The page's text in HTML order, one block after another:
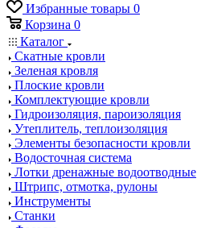
Избранные товары 0
Корзина 0
Каталог
Скатные кровли
Зеленая кровля
Плоские кровли
Комплектующие кровли
Гидроизоляция, пароизоляция
Утеплитель, теплоизоляция
Элементы безопасности кровли
Водосточная система
Лотки дренажные водоотводные
Штрипс, отмотка, рулоны
Инструменты
Станки